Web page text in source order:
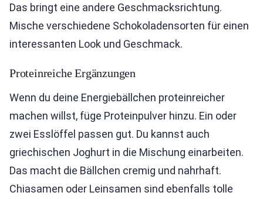
Das bringt eine andere Geschmacksrichtung.
Mische verschiedene Schokoladensorten für einen
interessanten Look und Geschmack.
Proteinreiche Ergänzungen
Wenn du deine Energiebällchen proteinreicher
machen willst, füge Proteinpulver hinzu. Ein oder
zwei Esslöffel passen gut. Du kannst auch
griechischen Joghurt in die Mischung einarbeiten.
Das macht die Bällchen cremig und nahrhaft.
Chiasamen oder Leinsamen sind ebenfalls tolle